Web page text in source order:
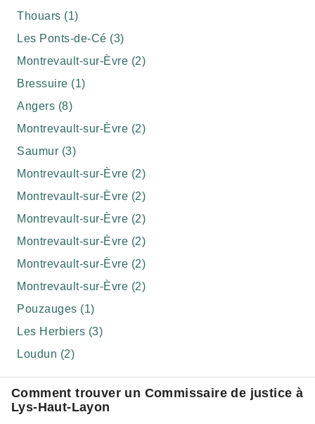
Thouars (1)
Les Ponts-de-Cé (3)
Montrevault-sur-Èvre (2)
Bressuire (1)
Angers (8)
Montrevault-sur-Èvre (2)
Saumur (3)
Montrevault-sur-Èvre (2)
Montrevault-sur-Èvre (2)
Montrevault-sur-Èvre (2)
Montrevault-sur-Èvre (2)
Montrevault-sur-Èvre (2)
Montrevault-sur-Èvre (2)
Pouzauges (1)
Les Herbiers (3)
Loudun (2)
Comment trouver un Commissaire de justice à
Lys-Haut-Layon